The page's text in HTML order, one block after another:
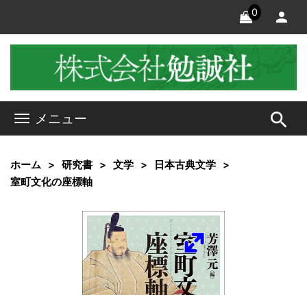
0
メニュー search
ホーム 研究書 文学
日本古典文学
室町文化の座標軸